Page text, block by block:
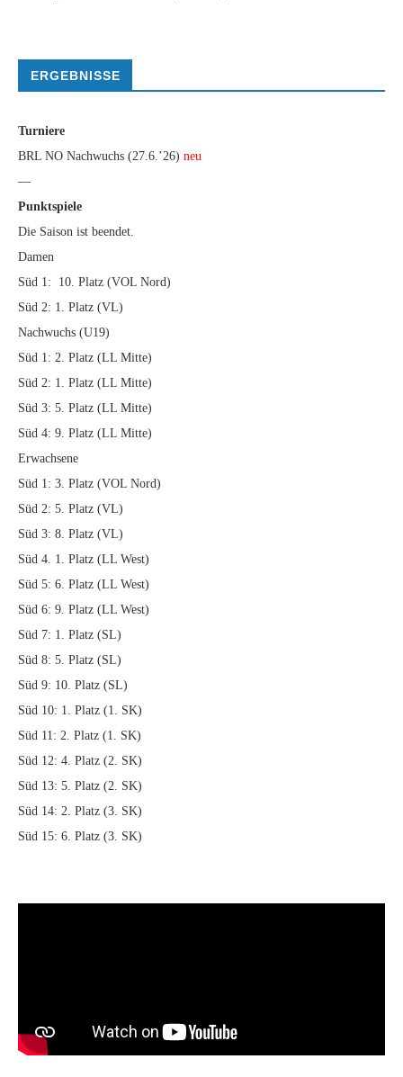
ERGEBNISSE
Turniere
BRL NO Nachwuchs (27.6.’26) neu
—
Punktspiele
Die Saison ist beendet.
Damen
Süd 1: 10. Platz (VOL Nord)
Süd 2: 1. Platz (VL)
Nachwuchs (U19)
Süd 1: 2. Platz (LL Mitte)
Süd 2: 1. Platz (LL Mitte)
Süd 3: 5. Platz (LL Mitte)
Süd 4: 9. Platz (LL Mitte)
Erwachsene
Süd 1: 3. Platz (VOL Nord)
Süd 2: 5. Platz (VL)
Süd 3: 8. Platz (VL)
Süd 4. 1. Platz (LL West)
Süd 5: 6. Platz (LL West)
Süd 6: 9. Platz (LL West)
Süd 7: 1. Platz (SL)
Süd 8: 5. Platz (SL)
Süd 9: 10. Platz (SL)
Süd 10: 1. Platz (1. SK)
Süd 11: 2. Platz (1. SK)
Süd 12: 4. Platz (2. SK)
Süd 13: 5. Platz (2. SK)
Süd 14: 2. Platz (3. SK)
Süd 15: 6. Platz (3. SK)